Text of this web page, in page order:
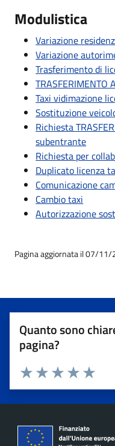
Modulistica
Variazione
Variazione
Trasferimento di
TRASFERIMENTO
Taxi vidimazione
Sostituzione
Richiesta
subentrante
Richiesta per
Duplicato licenza
Comunicazione
Cambio taxi
Autorizzazione
Pagina aggiornata il 07/11/
Quanto sono
pagina?
Valuta
Valuta 4
Valuta 3 stelle
Valuta 2 stelle su 5
Valuta 1 stelle su 5